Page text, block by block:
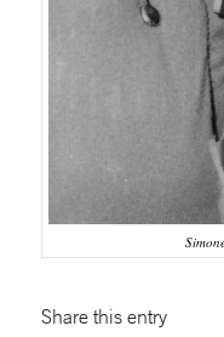
Share this entry